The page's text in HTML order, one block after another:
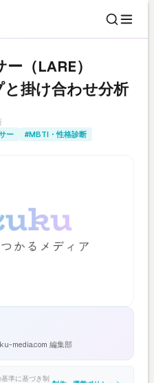
（LARE）
掛け合わせ分析
ー
#MBTI・性格診断
media.com 編集部
準に基づき制